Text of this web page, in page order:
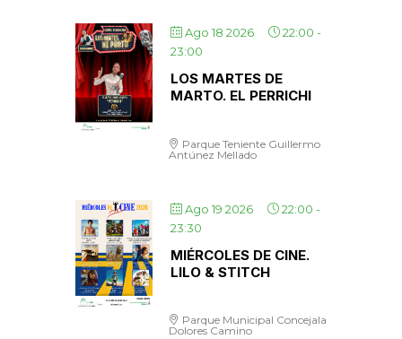
Ago 18 2026 22:00 -
23:00
LOS MARTES DE
MARTO. EL PERRICHI
Parque Teniente Guillermo
Antúnez Mellado
Ago 19 2026 22:00 -
23:30
MIÉRCOLES DE CINE.
LILO & STITCH
Parque Municipal Concejala
Dolores Camino